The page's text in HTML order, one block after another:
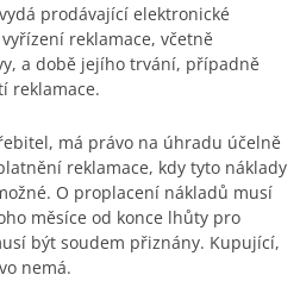
prodávající elektronické
reklamace, včetně
a době jejího trvání, případně
reklamace.
má právo na úhradu účelně
reklamace, kdy tyto náklady
O proplacení nákladů musí
měsíce od konce lhůty pro
být soudem přiznány. Kupující,
nemá.